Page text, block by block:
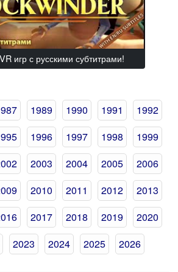
игр с русскими субтитрами!
1989 1990 1991
1992
1996 1997 1998
1999
2003 2004 2005
2006
2010 2011 2012
2013
2017 2018 2019
2020
2023 2024 2025 2026